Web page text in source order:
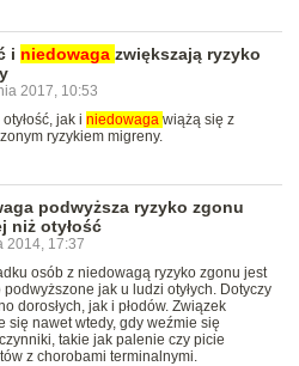
i niedowaga zwiększają ryzyko
2017, 10:53
jak i niedowaga wiążą się z
ryzykiem migreny.
podwyższa ryzyko zgonu
niż otyłość
2014, 17:37
osób z niedowagą ryzyko zgonu jest
podwyższone jak u ludzi otyłych. Dotyczy
dorosłych, jak i płodów. Związek
się nawet wtedy, gdy weźmie się
takie jak palenie czy picie
z chorobami terminalnymi.